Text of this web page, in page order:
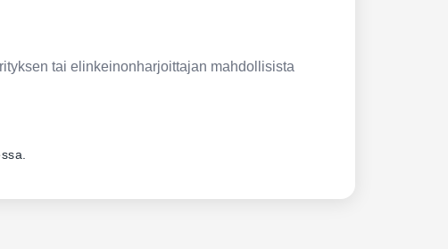
tai elinkeinonharjoittajan mahdollisista